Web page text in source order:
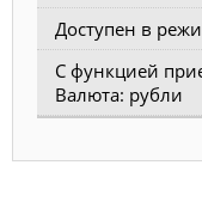
Доступен в
С функцией
Валюта: рубли